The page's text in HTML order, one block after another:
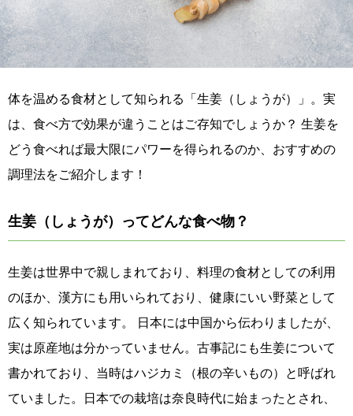
体を温める食材として知られる「生姜（しょうが）」。実
は、食べ方で効果が違うことはご存知でしょうか？ 生姜を
どう食べれば最大限にパワーを得られるのか、おすすめの
調理法をご紹介します！
生姜（しょうが）ってどんな食べ物？
生姜は世界中で親しまれており、料理の食材としての利用
のほか、漢方にも用いられており、健康にいい野菜として
広く知られています。 日本には中国から伝わりましたが、
実は原産地は分かっていません。古事記にも生姜について
書かれており、当時はハジカミ（根の辛いもの）と呼ばれ
ていました。日本での栽培は奈良時代に始まったとされ、